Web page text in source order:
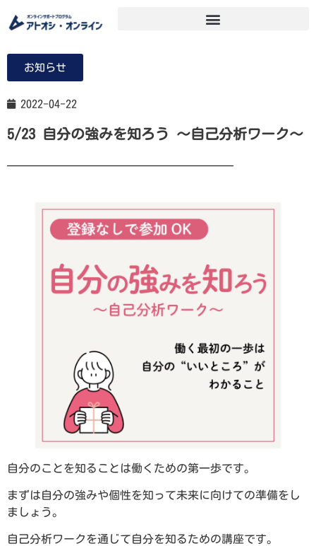
お知らせ
2022-04-22
5/23 自分の強みを知ろう ～自己分析ワーク～
自分のことを知ることは働くための第一歩です。
まずは自分の強みや個性を知って未来に向けての準備をし
ましょう。
自己分析ワークを通じて自分を知るための講座です。